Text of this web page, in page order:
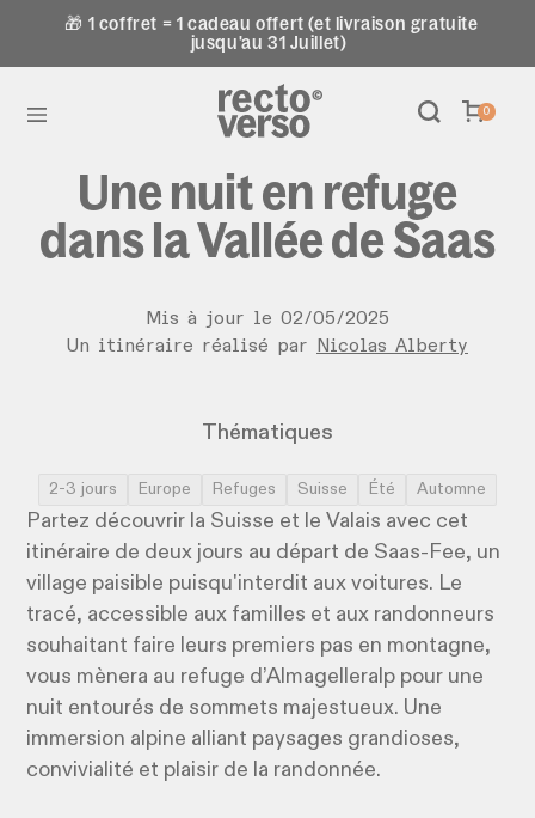
🎁 1 coffret = 1 cadeau offert (et livraison gratuite
jusqu'au 31 Juillet)
0
Une nuit en refuge
dans la Vallée de Saas
Mis à jour le 02/05/2025
Un itinéraire réalisé par
Nicolas Alberty
Thématiques
2-3 jours Europe Refuges Suisse Été Automne
Partez découvrir la Suisse et le Valais avec cet
itinéraire de deux jours au départ de Saas-Fee, un
village paisible puisqu'interdit aux voitures. Le
tracé, accessible aux familles et aux randonneurs
souhaitant faire leurs premiers pas en montagne,
vous mènera au refuge d’Almagelleralp pour une
nuit entourés de sommets majestueux. Une
immersion alpine alliant paysages grandioses,
convivialité et plaisir de la randonnée.